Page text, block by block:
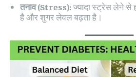
तनाव (Stress):ज्यादा स्ट्रेस लेने से
है और शुगर लेवल बढ़ता है।